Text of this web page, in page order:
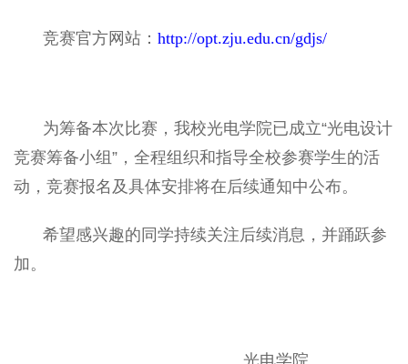
竞赛官方网站： http://opt.zju.edu.cn/gdjs/
为筹备本次比赛，我校光电学院已成立“光电设计
竞赛筹备小组”，全程组织和指导全校参赛学生的活
动，竞赛报名及具体安排将在后续通知中公布。
希望感兴趣的同学持续关注后续消息，并踊跃参
加。
光电学院